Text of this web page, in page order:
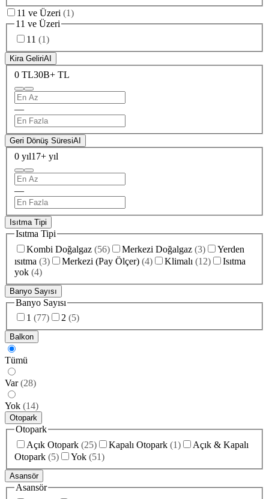
11 ve Üzeri (1)
11 ve Üzeri
11 (1)
Kira GeliriAI
0 TL30B+ TL
—
Geri Dönüş SüresiAI
0 yıl17+ yıl
—
Isıtma Tipi
Isıtma Tipi
Kombi Doğalgaz (56) Merkezi Doğalgaz (3)
Yerden
ısıtma (3) Merkezi (Pay Ölçer) (4) Klimalı (12)
Isıtma
yok (4)
Banyo Sayısı
Banyo Sayısı
1 (77) 2 (5)
Balkon
Tümü
Var (28)
Yok (14)
Otopark
Otopark
Açık Otopark (25) Kapalı Otopark (1)
Açık & Kapalı
Otopark (5) Yok (51)
Asansör
Asansör